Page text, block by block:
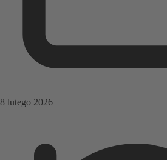
8 lutego 2026